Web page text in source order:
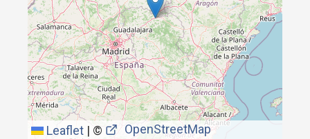
Leaflet | ©
OpenStreetMap